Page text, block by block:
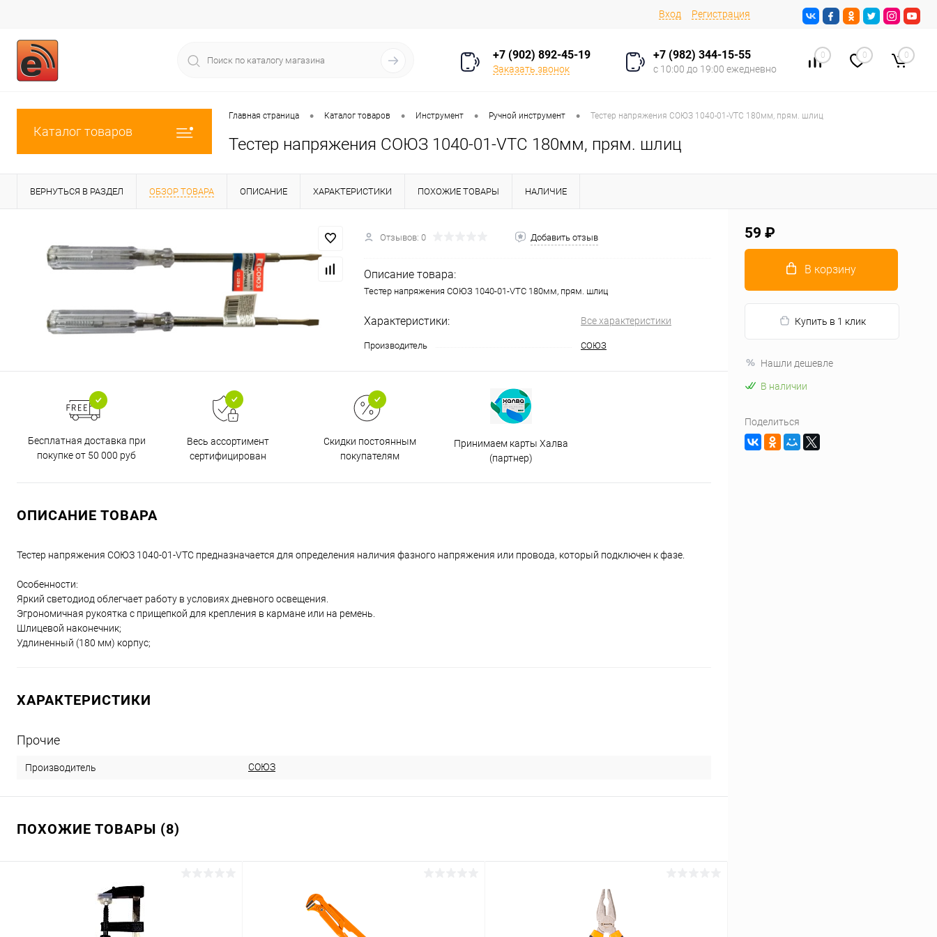
Вход Регистрация
+7 (902) 892-45-19
Заказать звонок
+7 (982) 344-15-55
с 10:00 до 19:00 ежедневно
0 0 0
Каталог товаров
Главная страница • Каталог товаров • Инструмент • Ручной инструмент • Тестер напряжения СОЮЗ 1040-01-VTC 180мм, прям. шлиц
Тестер напряжения СОЮЗ 1040-01-VTC 180мм, прям. шлиц
ВЕРНУТЬСЯ В РАЗДЕЛ ОБЗОР ТОВАРА ОПИСАНИЕ ХАРАКТЕРИСТИКИ ПОХОЖИЕ ТОВАРЫ НАЛИЧИЕ
Отзывов: 0 Добавить отзыв
Описание товара:
Тестер напряжения СОЮЗ 1040-01-VTC 180мм, прям. шлиц
Характеристики: Все характеристики
Производитель СОЮЗ
Бесплатная доставка при
покупке от 50 000 руб
Весь ассортимент
сертифицирован
Скидки постоянным
покупателям
Принимаем карты Халва
(партнер)
ОПИСАНИЕ ТОВАРА
Тестер напряжения СОЮЗ 1040-01-VTC предназначается для определения наличия фазного напряжения или провода, который подключен к фазе.
Особенности:
Яркий светодиод облегчает работу в условиях дневного освещения.
Эгрономичная рукоятка с прищепкой для крепления в кармане или на ремень.
Шлицевой наконечник;
Удлиненный (180 мм) корпус;
ХАРАКТЕРИСТИКИ
Прочие
Производитель СОЮЗ
ПОХОЖИЕ ТОВАРЫ (8)
59 ₽
В корзину
Купить в 1 клик
Нашли дешевле
В наличии
Поделиться